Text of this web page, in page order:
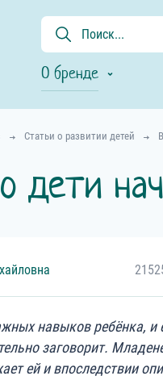
О бренде
Статьи о развитии детей
дети
навыков ребёнка, и
заговорит.
ей и впоследствии